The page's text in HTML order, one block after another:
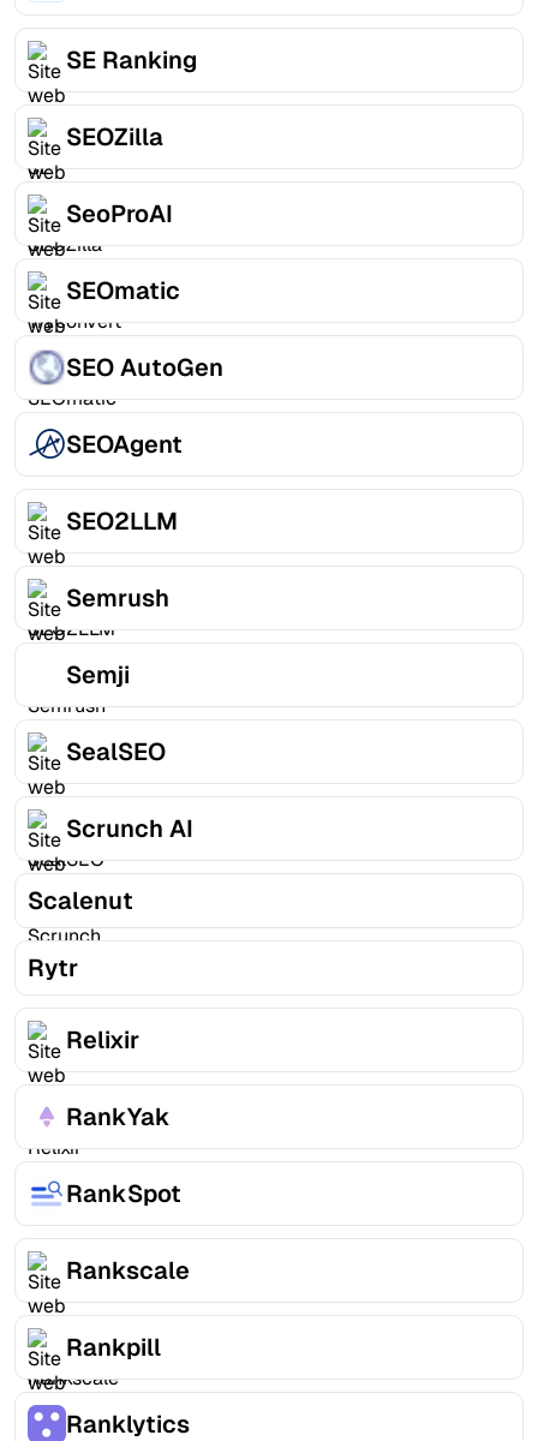
SE Ranking
SEOZilla
SeoProAI
SEOmatic
SEO AutoGen
SEOAgent
SEO2LLM
Semrush
Semji
SealSEO
Scrunch AI
Scalenut
Rytr
Relixir
RankYak
RankSpot
Rankscale
Rankpill
Ranklytics